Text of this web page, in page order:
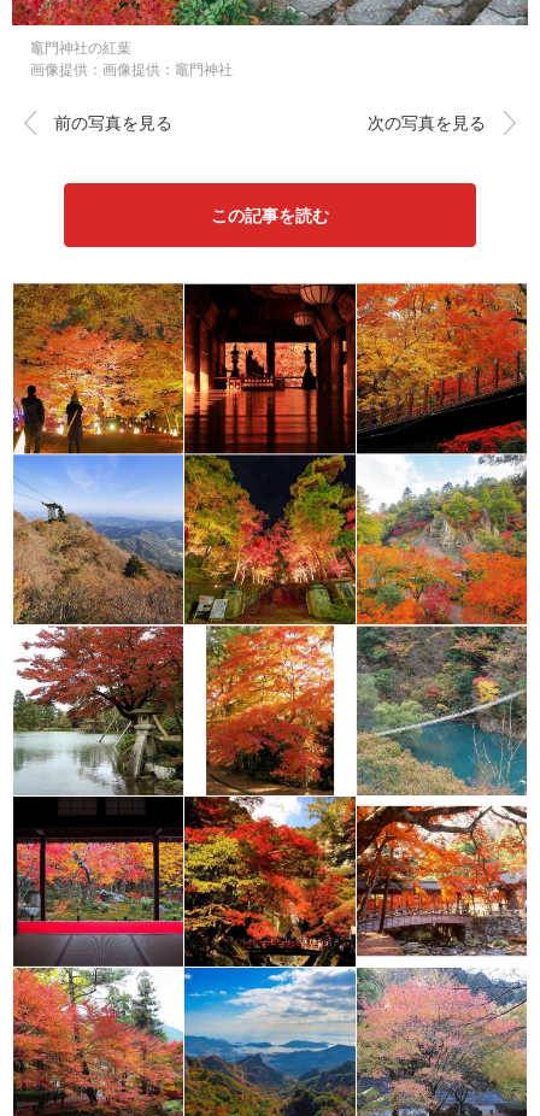
竈門神社の紅葉
画像提供：画像提供：竈門神社
前の写真を見る 次の写真を見る
この記事を読む